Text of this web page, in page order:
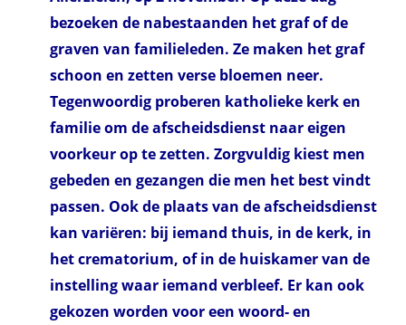
bezoeken de nabestaanden het graf of de
graven van familieleden. Ze maken het graf
schoon en zetten verse bloemen neer.
Tegenwoordig proberen katholieke kerk en
familie om de afscheidsdienst naar eigen
voorkeur op te zetten. Zorgvuldig kiest men
gebeden en gezangen die men het best vindt
passen. Ook de plaats van de afscheidsdienst
kan variëren: bij iemand thuis, in de kerk, in
het crematorium, of in de huiskamer van de
instelling waar iemand verbleef. Er kan ook
gekozen worden voor een woord- en